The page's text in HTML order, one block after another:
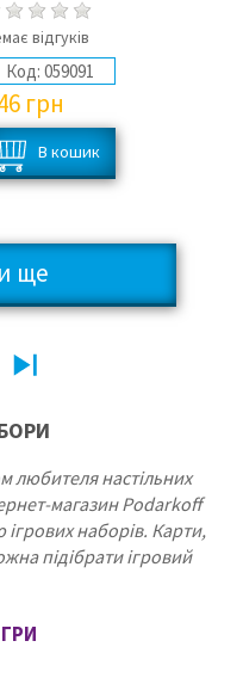
відгуків
Код: 059091
грн
ще
любителя настільних
магазин Podarkoff
ігрових наборів. Карти,
підібрати ігровий